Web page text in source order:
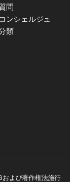
問
ンシェルジュ
類
よび著作権法施行